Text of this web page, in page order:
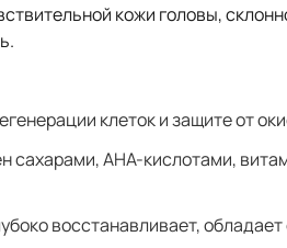
кожи головы,
клеток и защите от
AHA-кислотами,
восстанавливает,